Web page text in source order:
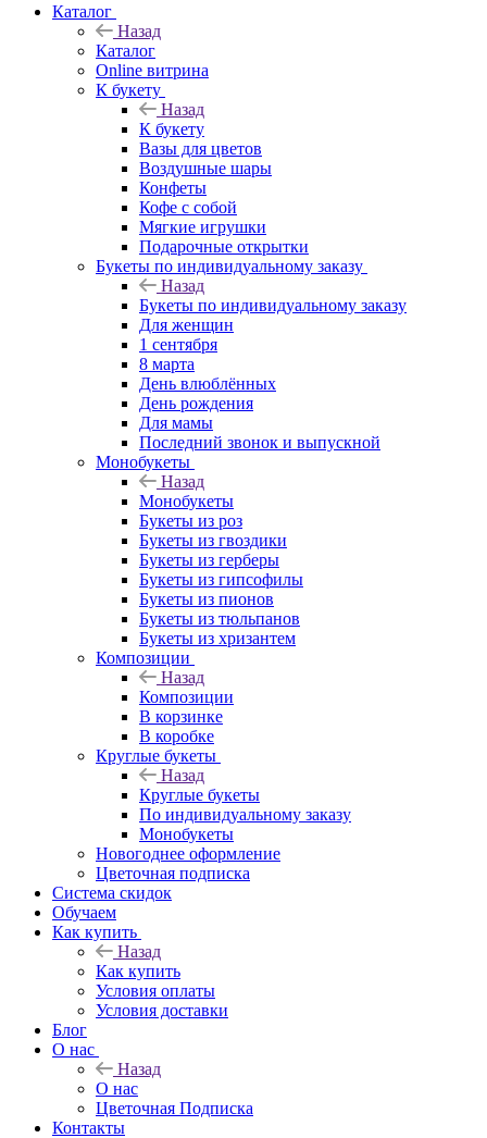
Каталог
Назад
Каталог
Online витрина
К букету
Назад
К букету
Вазы для цветов
Воздушные шары
Конфеты
Кофе с собой
Мягкие игрушки
Подарочные открытки
Букеты по индивидуальному заказу
Назад
Букеты по индивидуальному заказу
Для женщин
1 сентября
8 марта
День влюблённых
День рождения
Для мамы
Последний звонок и выпускной
Монобукеты
Назад
Монобукеты
Букеты из роз
Букеты из гвоздики
Букеты из герберы
Букеты из гипсофилы
Букеты из пионов
Букеты из тюльпанов
Букеты из хризантем
Композиции
Назад
Композиции
В корзинке
В коробке
Круглые букеты
Назад
Круглые букеты
По индивидуальному заказу
Монобукеты
Новогоднее оформление
Цветочная подписка
Система скидок
Обучаем
Как купить
Назад
Как купить
Условия оплаты
Условия доставки
Блог
О нас
Назад
О нас
Цветочная Подписка
Контакты